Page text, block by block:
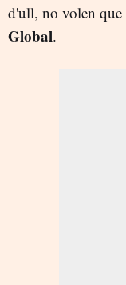
d'ull, no volen que
Global.